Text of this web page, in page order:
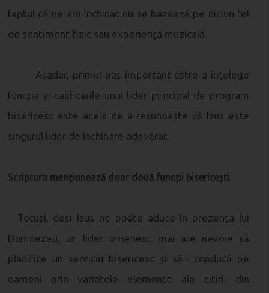
faptul că ne-am închinat nu se bazează pe niciun fel
de sentiment fizic sau experiență muzicală.
Așadar, primul pas important către a înțelege
funcția și calificările unui lider principal de program
bisericesc este acela de a recunoaște că Isus este
singurul lider de închinare adevărat.
Scriptura menționează doar două funcții bisericești
Totuși, deși Isus ne poate aduce în prezența lui
Dumnezeu, un lider omenesc mai are nevoie să
planifice un serviciu bisericesc și să-i conducă pe
oameni prin variatele elemente ale citirii din